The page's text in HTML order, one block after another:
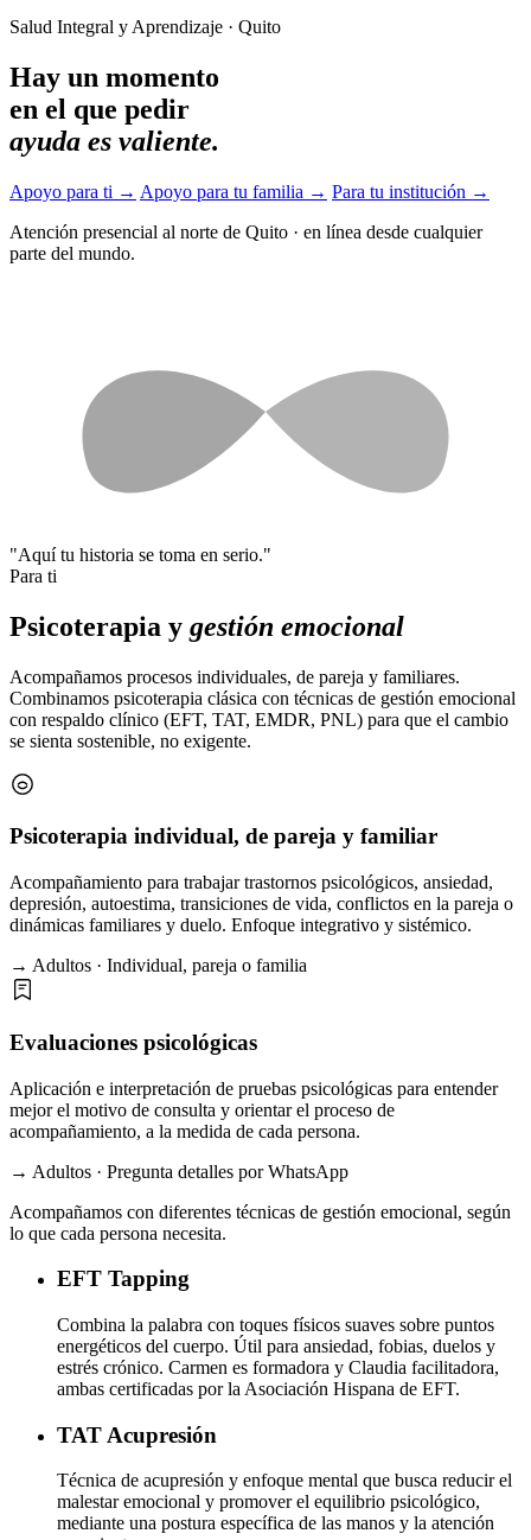
Salud Integral y Aprendizaje · Quito
Hay un momento
en el que pedir
ayuda es valiente.
Apoyo para ti → Apoyo para tu familia → Para tu institución →
Atención presencial al norte de Quito · en línea desde cualquier
parte del mundo.
"Aquí tu historia se toma en serio."
Para ti
Psicoterapia y gestión emocional
Acompañamos procesos individuales, de pareja y familiares.
Combinamos psicoterapia clásica con técnicas de gestión emocional
con respaldo clínico (EFT, TAT, EMDR, PNL) para que el cambio
se sienta sostenible, no exigente.
Psicoterapia individual, de pareja y familiar
Acompañamiento para trabajar trastornos psicológicos, ansiedad,
depresión, autoestima, transiciones de vida, conflictos en la pareja o
dinámicas familiares y duelo. Enfoque integrativo y sistémico.
→ Adultos · Individual, pareja o familia
Evaluaciones psicológicas
Aplicación e interpretación de pruebas psicológicas para entender
mejor el motivo de consulta y orientar el proceso de
acompañamiento, a la medida de cada persona.
→ Adultos · Pregunta detalles por WhatsApp
Acompañamos con diferentes técnicas de gestión emocional, según
lo que cada persona necesita.
EFT Tapping
Combina la palabra con toques físicos suaves sobre puntos
energéticos del cuerpo. Útil para ansiedad, fobias, duelos y
estrés crónico. Carmen es formadora y Claudia facilitadora,
ambas certificadas por la Asociación Hispana de EFT.
TAT Acupresión
Técnica de acupresión y enfoque mental que busca reducir el
malestar emocional y promover el equilibrio psicológico,
mediante una postura específica de las manos y la atención